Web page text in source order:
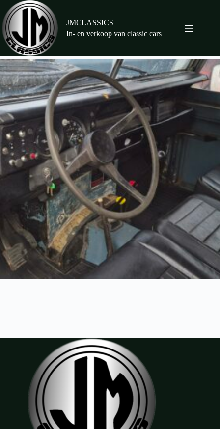
naar
de
inhoud
JMCLASSICS
In- en verkoop van classic cars